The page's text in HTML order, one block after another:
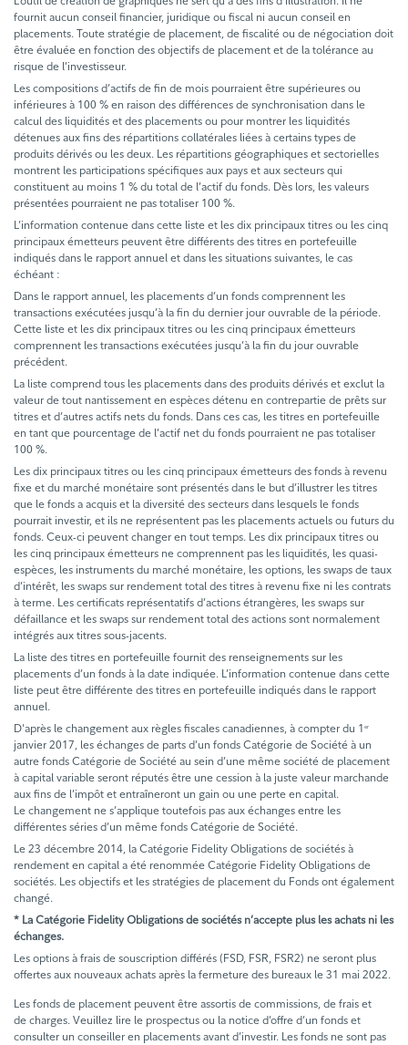
fournit aucun conseil financier, juridique ou fiscal ni aucun conseil en
placements. Toute stratégie de placement, de fiscalité ou de négociation doit
être évaluée en fonction des objectifs de placement et de la tolérance au
risque de l’investisseur.
Les compositions d’actifs de fin de mois pourraient être supérieures ou
inférieures à 100 % en raison des différences de synchronisation dans le
calcul des liquidités et des placements ou pour montrer les liquidités
détenues aux fins des répartitions collatérales liées à certains types de
produits dérivés ou les deux. Les répartitions géographiques et sectorielles
montrent les participations spécifiques aux pays et aux secteurs qui
constituent au moins 1 % du total de l’actif du fonds. Dès lors, les valeurs
présentées pourraient ne pas totaliser 100 %.
L’information contenue dans cette liste et les dix principaux titres ou les cinq
principaux émetteurs peuvent être différents des titres en portefeuille
indiqués dans le rapport annuel et dans les situations suivantes, le cas
échéant :
Dans le rapport annuel, les placements d’un fonds comprennent les
transactions exécutées jusqu’à la fin du dernier jour ouvrable de la période.
Cette liste et les dix principaux titres ou les cinq principaux émetteurs
comprennent les transactions exécutées jusqu’à la fin du jour ouvrable
précédent.
La liste comprend tous les placements dans des produits dérivés et exclut la
valeur de tout nantissement en espèces détenu en contrepartie de prêts sur
titres et d’autres actifs nets du fonds. Dans ces cas, les titres en portefeuille
en tant que pourcentage de l’actif net du fonds pourraient ne pas totaliser
100 %.
Les dix principaux titres ou les cinq principaux émetteurs des fonds à revenu
fixe et du marché monétaire sont présentés dans le but d’illustrer les titres
que le fonds a acquis et la diversité des secteurs dans lesquels le fonds
pourrait investir, et ils ne représentent pas les placements actuels ou futurs du
fonds. Ceux-ci peuvent changer en tout temps. Les dix principaux titres ou
les cinq principaux émetteurs ne comprennent pas les liquidités, les quasi-
espèces, les instruments du marché monétaire, les options, les swaps de taux
d’intérêt, les swaps sur rendement total des titres à revenu fixe ni les contrats
à terme. Les certificats représentatifs d’actions étrangères, les swaps sur
défaillance et les swaps sur rendement total des actions sont normalement
intégrés aux titres sous-jacents.
La liste des titres en portefeuille fournit des renseignements sur les
placements d’un fonds à la date indiquée. L’information contenue dans cette
liste peut être différente des titres en portefeuille indiqués dans le rapport
annuel.
D'après le changement aux règles fiscales canadiennes, à compter du 1 er
janvier 2017, les échanges de parts d’un fonds Catégorie de Société à un
autre fonds Catégorie de Société au sein d’une même société de placement
à capital variable seront réputés être une cession à la juste valeur marchande
aux fins de l’impôt et entraîneront un gain ou une perte en capital.
Le changement ne s’applique toutefois pas aux échanges entre les
différentes séries d’un même fonds Catégorie de Société.
Le 23 décembre 2014, la Catégorie Fidelity Obligations de sociétés à
rendement en capital a été renommée Catégorie Fidelity Obligations de
sociétés. Les objectifs et les stratégies de placement du Fonds ont également
changé.
* La Catégorie Fidelity Obligations de sociétés n’accepte plus les achats ni les
échanges.
Les options à frais de souscription différés (FSD, FSR, FSR2) ne seront plus
offertes aux nouveaux achats après la fermeture des bureaux le 31 mai 2022.
Les fonds de placement peuvent être assortis de commissions, de frais et
de charges. Veuillez lire le prospectus ou la notice d’offre d’un fonds et
consulter un conseiller en placements avant d’investir. Les fonds ne sont pas